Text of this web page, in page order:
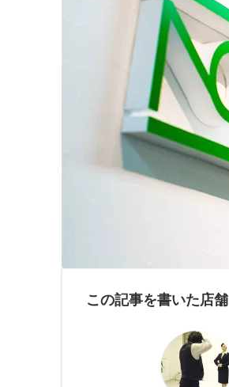
この記事を書いた店舗